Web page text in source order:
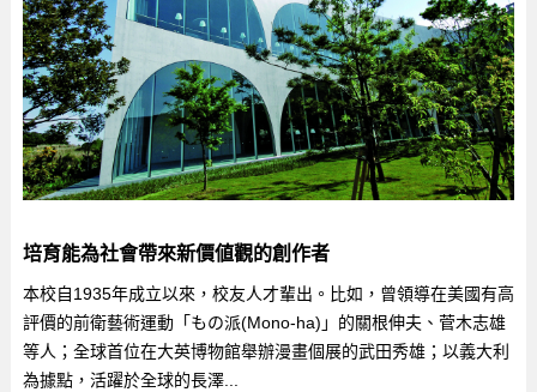
培育能為社會帶來新價値觀的創作者
本校自1935年成立以來，校友人才輩出。比如，曾領導在美國有高
評價的前衛藝術運動「もの派(Mono-ha)」的關根伸夫、菅木志雄
等人；全球首位在大英博物館舉辦漫畫個展的武田秀雄；以義大利
為據點，活躍於全球的長澤...